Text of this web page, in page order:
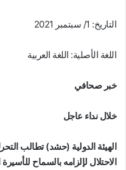
التاريخ: 1/ سبتمبر 2021
اللغة الأصلية: اللغة العربية
خبر صحافي
خلال نداء عاجل
الهيئة الدولية (حشد) تطالب
الاحتلال لإلزامه بالسماح للأسيرة